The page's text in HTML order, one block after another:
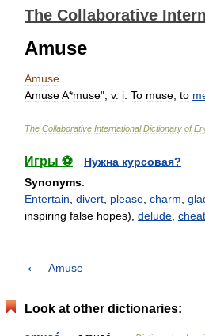
The Collaborative
Amuse
Amuse
AmuseA*muse", v. i To muse; to
The Collaborative International Dictionary of
Игры ⚽
Нужна курсовая?
Synonyms:
Entertain divert please charm
inspiring false hopes), delude cheat
Amuse
Look at other dictionaries: